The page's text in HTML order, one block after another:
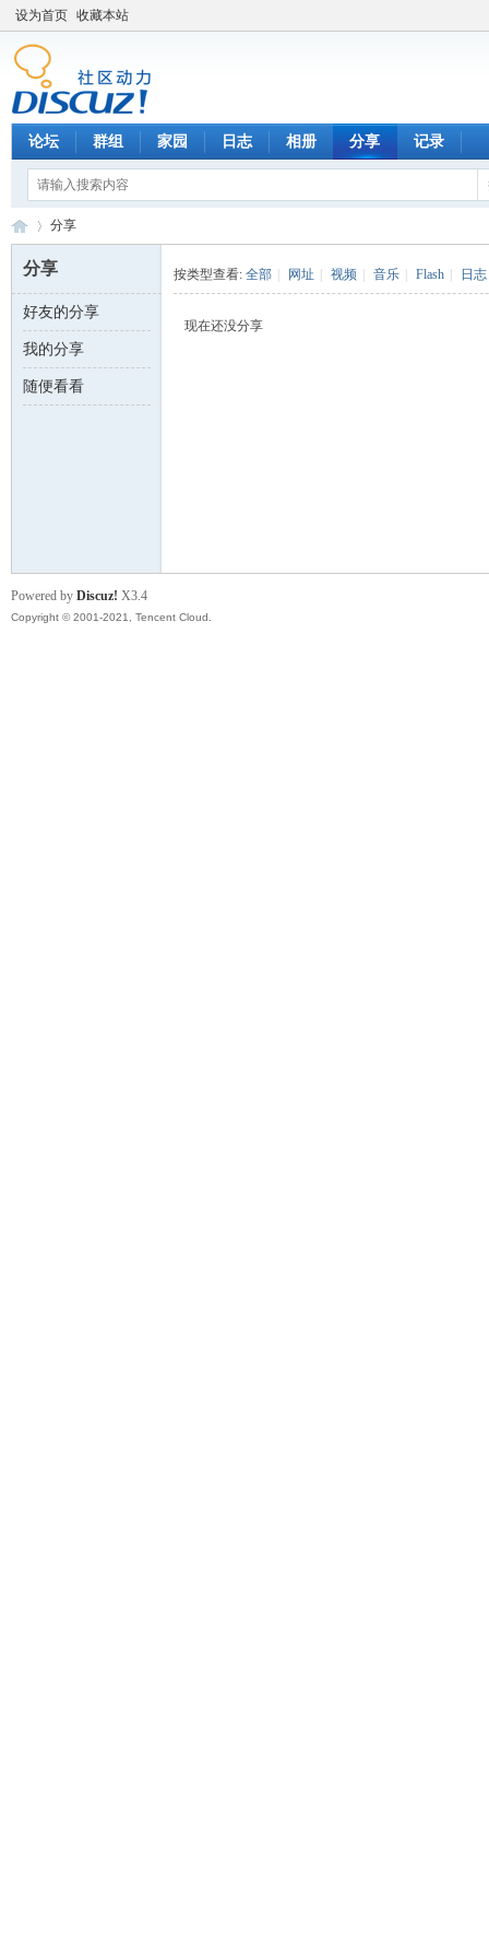
设为首页 收藏本站
论坛 群组 家园 日志 相册 分享 记录
数 ›
分享
分享
好友的分享
我的分享
随便看看
按类型查看: 全部 网址 视频 音乐 Flash 日志
现在还没分享
Powered by Discuz! X3.4
Copyright © 2001-2021, Tencent Cloud.